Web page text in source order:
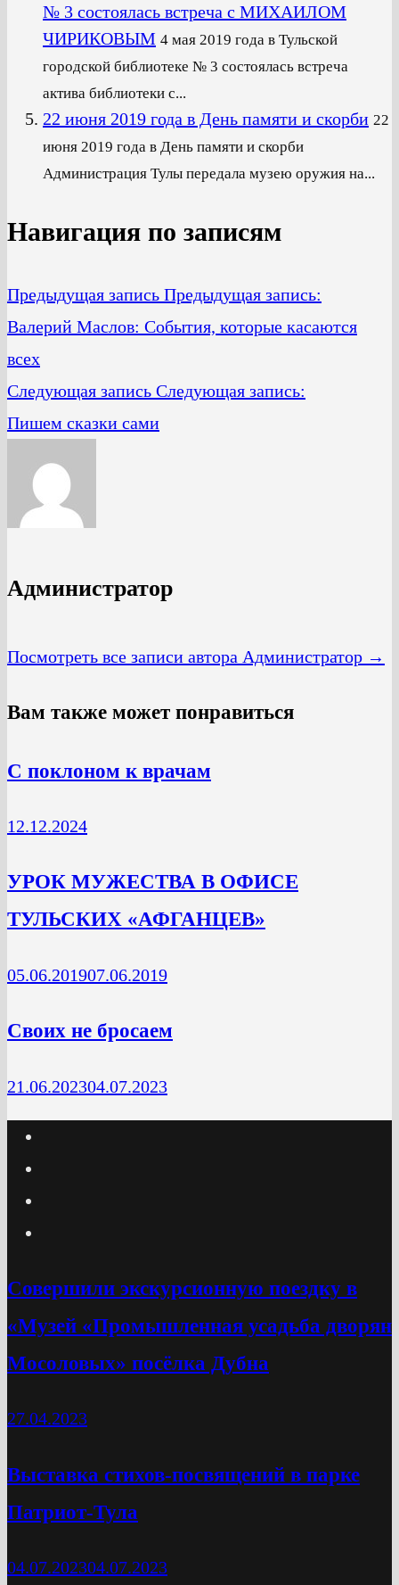
№ 3 состоялась встреча с МИХАИЛОМ
ЧИРИКОВЫМ 4 мая 2019 года в Тульской
городской библиотеке № 3 состоялась встреча
актива библиотеки с...
22 июня 2019 года в День памяти и скорби 22
июня 2019 года в День памяти и скорби
Администрация Тулы передала музею оружия на...
Навигация по записям
Предыдущая запись Предыдущая запись:
Валерий Маслов: События, которые касаются
всех
Следующая запись Следующая запись:
Пишем сказки сами
Администратор
Посмотреть все записи автора Администратор →
Вам также может понравиться
С поклоном к врачам
12.12.2024
УРОК МУЖЕСТВА В ОФИСЕ
ТУЛЬСКИХ «АФГАНЦЕВ»
05.06.201907.06.2019
Своих не бросаем
21.06.202304.07.2023
Cовершили экскурсионную поездку в
«Музей «Промышленная усадьба дворян
Мосоловых» посёлка Дубна
27.04.2023
Выставка стихов-посвящений в парке
Патриот-Тула
04.07.202304.07.2023